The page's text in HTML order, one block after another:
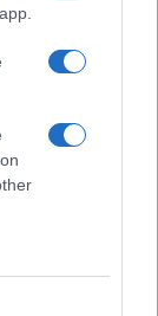
dal
pubblico,
con la
su servizi